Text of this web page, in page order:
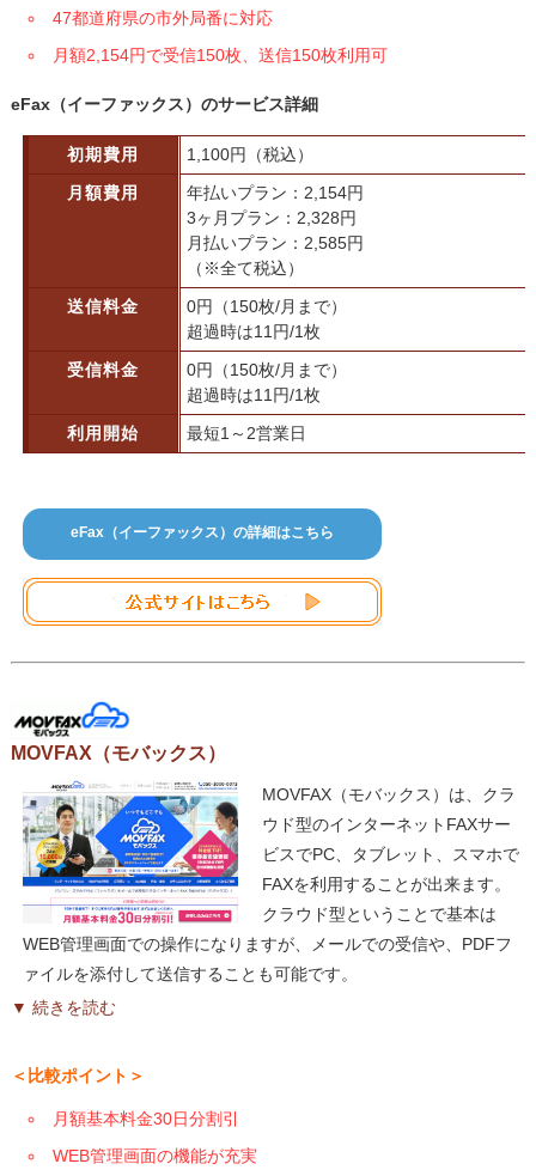
47都道府県の市外局番に対応
月額2,154円で受信150枚、送信150枚利用可
eFax（イーファックス）のサービス詳細
初期費用
1,100円（税込）
月額費用
年払いプラン：2,154円
3ヶ月プラン：2,328円
月払いプラン：2,585円
（※全て税込）
送信料金
0円（150枚/月まで）
超過時は11円/1枚
受信料金
0円（150枚/月まで）
超過時は11円/1枚
利用開始
最短1～2営業日
eFax（イーファックス）の詳細はこちら
MOVFAX（モバックス）
MOVFAX（モバックス）は、クラ
ウド型のインターネットFAXサー
ビスでPC、タブレット、スマホで
FAXを利用することが出来ます。
クラウド型ということで基本は
WEB管理画面での操作になりますが、メールでの受信や、PDFフ
ァイルを添付して送信することも可能です。
▼ 続きを読む
＜比較ポイント＞
月額基本料金30日分割引
WEB管理画面の機能が充実